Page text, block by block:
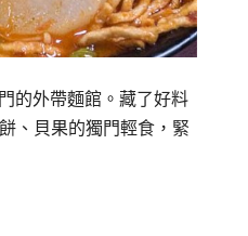
的外帶麵館。藏了好料
、貝果的獨門輕食，緊